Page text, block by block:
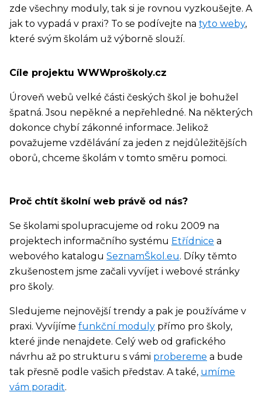
zde všechny moduly, tak si je rovnou vyzkoušejte. A
jak to vypadá v praxi? To se podívejte na tyto weby,
které svým školám už výborně slouží.
Cíle projektu WWWproškoly.cz
Úroveň webů velké části českých škol je bohužel
špatná. Jsou nepěkné a nepřehledné. Na některých
dokonce chybí zákonné informace. Jelikož
považujeme vzdělávání za jeden z nejdůležitějších
oborů, chceme školám v tomto směru pomoci.
Proč chtít školní web právě od nás?
Se školami spolupracujeme od roku 2009 na
projektech informačního systému Etřídnice a
webového katalogu SeznamŠkol.eu. Díky těmto
zkušenostem jsme začali vyvíjet i webové stránky
pro školy.
Sledujeme nejnovější trendy a pak je používáme v
praxi. Vyvíjíme funkční moduly přímo pro školy,
které jinde nenajdete. Celý web od grafického
návrhu až po strukturu s vámi probereme a bude
tak přesně podle vašich představ. A také, umíme
vám poradit.